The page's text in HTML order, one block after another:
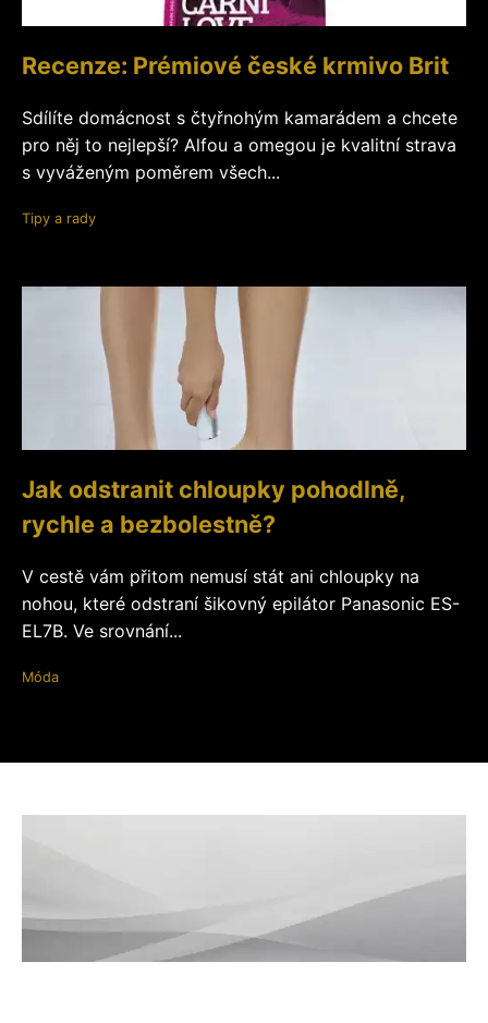
Recenze: Prémiové české krmivo Brit
Sdílíte domácnost s čtyřnohým kamarádem a chcete
pro něj to nejlepší? Alfou a omegou je kvalitní strava
s vyváženým poměrem všech...
Tipy a rady
Jak odstranit chloupky pohodlně,
rychle a bezbolestně?
V cestě vám přitom nemusí stát ani chloupky na
nohou, které odstraní šikovný epilátor Panasonic ES-
EL7B. Ve srovnání...
Móda